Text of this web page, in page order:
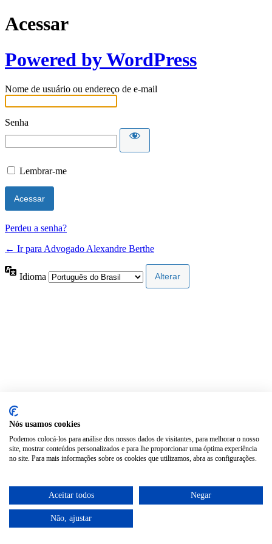
Acessar
Powered by WordPress
Nome de usuário ou endereço de e-mail
Senha
Lembrar-me
Perdeu a senha?
← Ir para Advogado Alexandre Berthe
Idioma
Nós usamos cookies
Podemos colocá-los para análise dos nossos dados de visitantes, para melhorar o nosso
site, mostrar conteúdos personalizados e para lhe proporcionar uma óptima experiência
no site. Para mais informações sobre os cookies que utilizamos, abra as configurações.
Aceitar todos Negar
Não, ajustar